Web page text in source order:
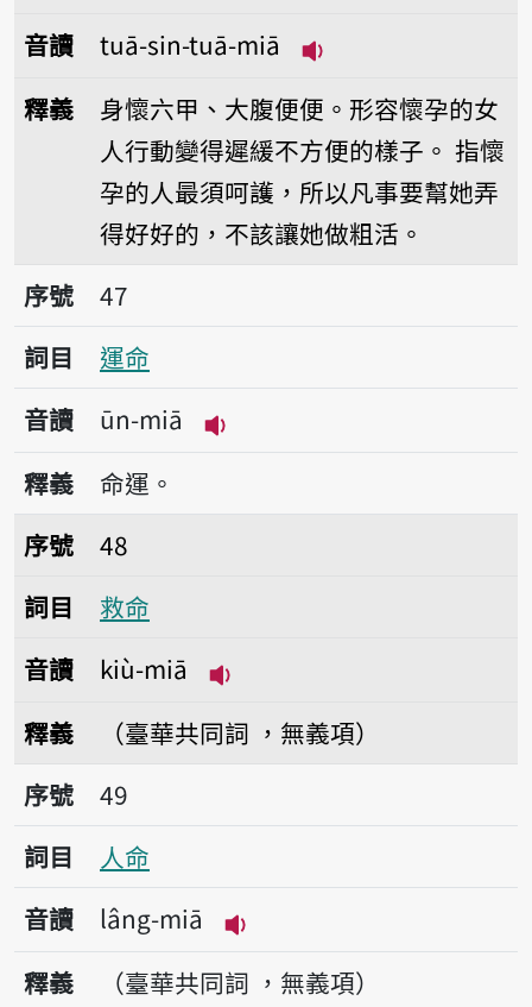
音讀
tuā-sin-tuā-miā
釋義
身懷六甲、大腹便便。形容懷孕的女
人行動變得遲緩不方便的樣子。 指懷
孕的人最須呵護，所以凡事要幫她弄
得好好的，不該讓她做粗活。
序號47運命
序號
47
詞目
運命
音讀
ūn-miā
播放音讀ūn-miā
釋義
命運。
序號48救命
序號
48
詞目
救命
音讀
kiù-miā
釋義
（臺華共同詞 ，無義項）
序號49人命
序號
49
詞目
人命
音讀
lâng-miā
播放音讀lâng-miā
釋義
（臺華共同詞 ，無義項）